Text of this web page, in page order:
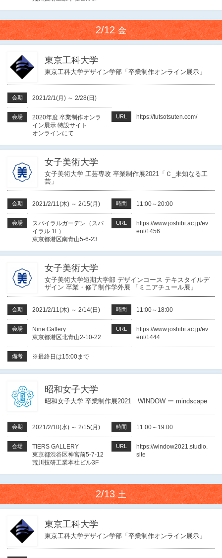
2/12金
東京工科大学
東京工科大学デザイン学部「卒業制作オンライン展示」
会期 2021/2/1(月) ～ 2/28(日)
会場
2020年度 卒業制作オンラ
イン展示 特設サイト
オンラインにて
URL https://tutsotsuten.com/
女子美術大学
女子美術大学 工芸専攻 卒業制作展2021「Ｃ_未知なる工
芸」
会期 2021/2/11(木) ～ 2/15(月) 時間 11:00～20:00
会場
スパイラルガーデン（スパ
イラル 1F）
東京都港区南青山5-6-23
URL
https://www.joshibi.ac.jp/ev
ent/1456
女子美術大学
女子美術大学短期大学部 デザインコース テキスタイルデ
ザイン 卒業・修了制作学外展 「ミニアチュール展」
会期 2021/2/11(木) ～ 2/14(日) 時間 11:00～18:00
会場
Nine Gallery
東京都港区北青山2-10-22
URL
https://www.joshibi.ac.jp/ev
ent/1444
備考 ※最終日は15:00まで
昭和女子大学
昭和女子大学 卒業制作展2021 WINDOW ー mindscape
会期 2021/2/10(水) ～ 2/15(月) 時間 11:00～19:00
会場
TIERS GALLERY
東京都渋谷区神宮前5-7-12
荒川技研工業本社ビル3F
URL
https://window2021.studio.
site
2/13土
東京工科大学
東京工科大学デザイン学部「卒業制作オンライン展示」